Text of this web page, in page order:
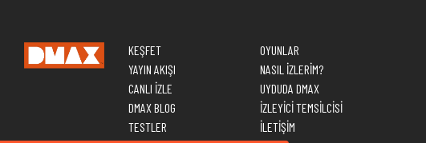
KEŞFET
YAYIN AKIŞI
CANLI İZLE
DMAX BLOG
TESTLER
OYUNLAR
NASIL İZLERİM?
UYDUDA DMAX
İZLEYİCİ TEMSİLCİSİ
İLETİŞİM